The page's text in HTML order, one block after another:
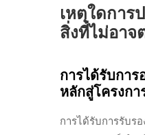
เหตุใดการ
สิ่งที่ไม่อาจ
การได้รับกา
หลักสู่โครงกา
การได้รับการรับร